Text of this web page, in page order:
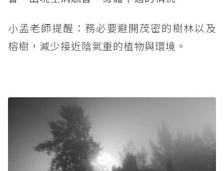
小孟老師提醒：務必要避開茂密的樹林以及
榕樹，減少接近陰氣重的植物與環境。